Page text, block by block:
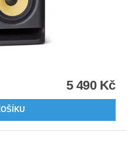
5 490 Kč